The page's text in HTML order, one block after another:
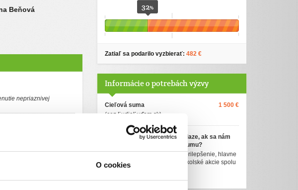
O cookies
Beňová
nepriaznivej
už sa zdalo, že
nás nieje, preto som si
potrubie asi 30 bm,
32%
Zatiaľ sa podarilo vyzbierať: 482 €
Informácie o potrebách výzvy
Cieľová suma
(cez ĽudiaĽuďom.sk)
1 500 €
Ako využijeme darované peniaze, ak sa nám
nepodarí vyzbierať cieľovú sumu?
Všetky peniažky použijem na prilepšenie, hlavne
pre deti. Aby mohli chodiť na školské akcie spolu